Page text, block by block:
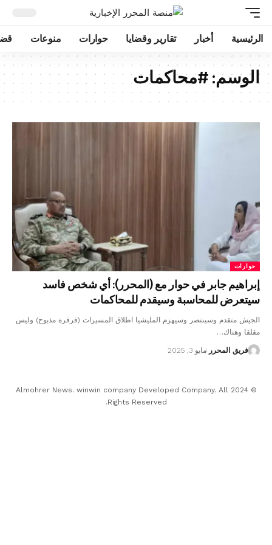
الرئيسية أخبار تقارير وقضايا حوارات منوعات
الوسم: #محاكمات
حوارات
إبراهيم جابر في حوار مع (المحرر): أي شخص فاسد
سيتعرض للمحاسبة وسيقدم للمحاكمات
الجيش متقدم وسينتصر وسيهزم المليشيا اطلاق المسيرات (فرفرة مذبوح) وليس
مقلقا وهناك…
فريق المحرر مايو 3, 2025
© 2024 Almohrer News. winwin company Developed Company. All
Rights Reserved.